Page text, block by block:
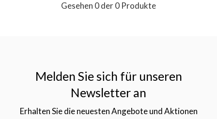
Gesehen 0 der 0 Produkte
Melden Sie sich für unseren
Newsletter an
Erhalten Sie die neuesten Angebote und Aktionen